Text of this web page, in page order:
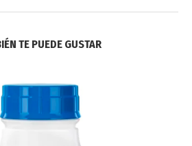
TE PUEDE GUSTAR